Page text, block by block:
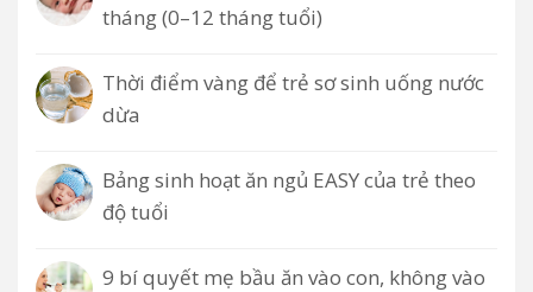
tháng (0–12 tháng tuổi)
Thời điểm vàng để trẻ sơ sinh uống nước
dừa
Bảng sinh hoạt ăn ngủ EASY của trẻ theo
độ tuổi
9 bí quyết mẹ bầu ăn vào con, không vào